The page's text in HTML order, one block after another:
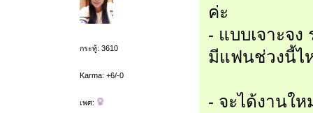
กระทู้: 3610
Karma: +6/-0
เพศ:
ค่ะ
- แบบเจาะจ
มีแฟนช่วงนี้ไ
- จะได้งานใ